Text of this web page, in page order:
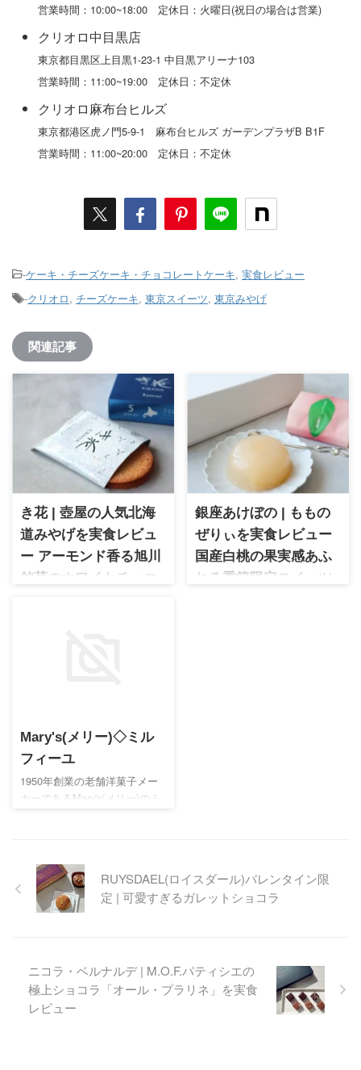
営業時間：10:00~18:00 定休日：火曜日(祝日の場合は営業)
クリオロ中目黒店
東京都目黒区上目黒1-23-1 中目黒アリーナ103
営業時間：11:00~19:00 定休日：不定休
クリオロ麻布台ヒルズ
東京都港区虎ノ門5-9-1 麻布台ヒルズ ガーデンプラザB B1F
営業時間：11:00~20:00 定休日：不定休
-ケーキ・チーズケーキ・チョコレートケーキ, 実食レビュー
-クリオロ, チーズケーキ, 東京スイーツ, 東京みやげ
関連記事
き花 | 壺屋の人気北海
道みやげを実食レビュ
ー アーモンド香る旭川
銘菓のホワイトチョコ
しても人気の定番スイーツを
ご紹介します。
銀座あけぼの | ももの
ぜりぃを実食レビュー
国産白桃の果実感あふ
れる季節限定スイーツ
Mary's(メリー)◇ミル
フィーユ
1950年創業の老舗洋菓子メー
カーであるMary's(メリー)のミ
ルフィーユ。ラッピング、パ
になさって下さい♪
RUYSDAEL(ロイスダール)バレンタイン限
定 | 可愛すぎるガレットショコラ
ニコラ・ベルナルデ | M.O.F.パティシエの
極上ショコラ「オール・プラリネ」を実食
レビュー